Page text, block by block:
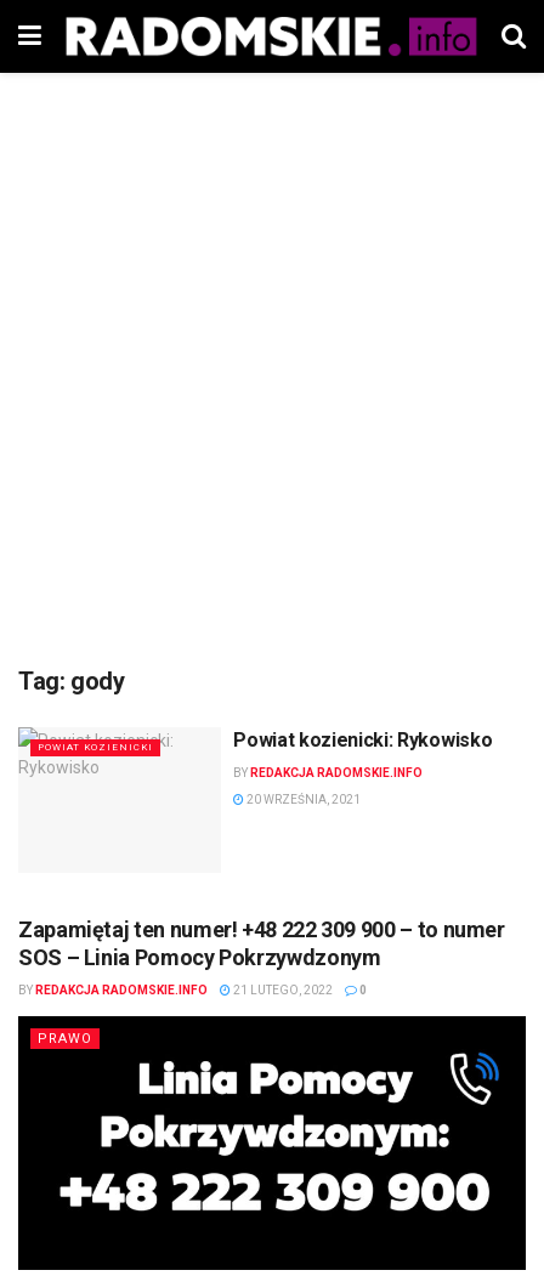
Tag: gody
POWIAT KOZIENICKI Powiat kozienicki: Rykowisko
BY REDAKCJA RADOMSKIE.INFO
20 WRZEŚNIA, 2021
Zapamiętaj ten numer! +48 222 309 900 – to numer
SOS – Linia Pomocy Pokrzywdzonym
BY REDAKCJA RADOMSKIE.INFO 21 LUTEGO, 2022 0
PRAWO